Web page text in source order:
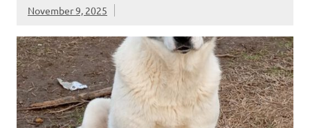
November 9, 2025